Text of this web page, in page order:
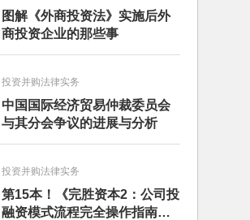
图解《外商投资法》实施后外
商投资企业的那些事
投资并购法律实务
中国国际经济贸易仲裁委员会
与其分会争议的进展与分析
投资并购法律实务
第15本！《完胜资本2：公司投
融资模式流程完全操作指南》